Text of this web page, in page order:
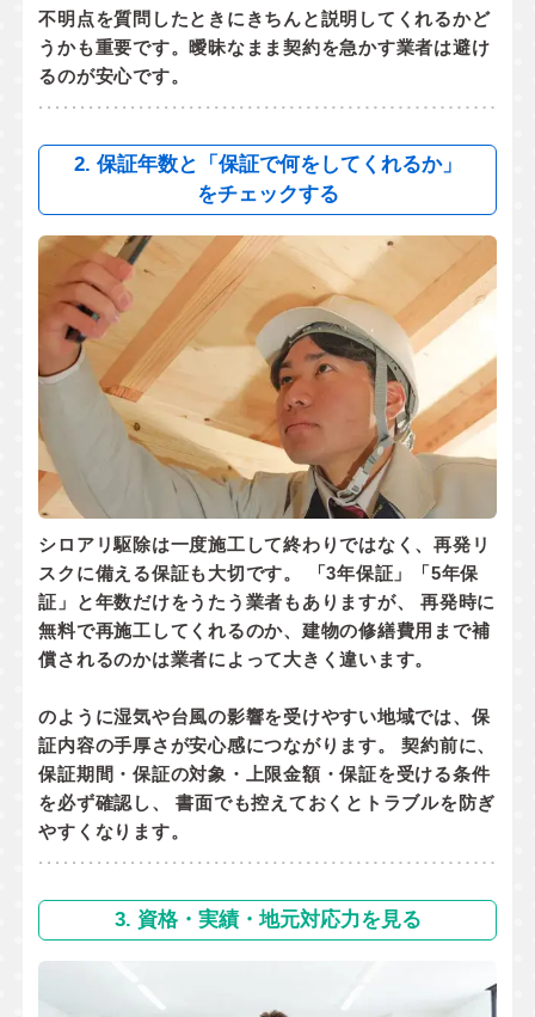
不明点を質問したときにきちんと説明してくれるかど
うかも重要です。曖昧なまま契約を急かす業者は避け
るのが安心です。
2. 保証年数と「保証で何をしてくれるか」
をチェックする
シロアリ駆除は一度施工して終わりではなく、再発リ
スクに備える保証も大切です。 「3年保証」「5年保
証」と年数だけをうたう業者もありますが、 再発時に
無料で再施工してくれるのか、 建物の修繕費用まで補
償されるのかは業者によって大きく違います。
のように湿気や台風の影響を受けやすい地域では、保
証内容の手厚さが安心感につながります。 契約前に、
保証期間・保証の対象・上限金額・保証を受ける条件
を必ず確認し、 書面でも控えておくとトラブルを防ぎ
やすくなります。
3. 資格・実績・地元対応力を見る